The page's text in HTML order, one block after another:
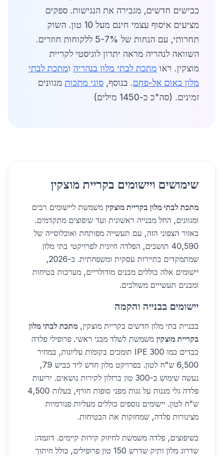
כבישים חדשים, מגבירה את הנגישות. ספקים
מציעים איסוף עצמי חינם מעל 10 טון. השוק
תחרותי, עם הנחות של 5-7% ללקוחות חוזרים.
השוואה לנהריה מראה יתרון לוגיסטי לקריית
מוצקין. ראו מתכת לבתי מלון בנהריה ומתכת לבתי
מלון באום אל-פחם. בנוסף, סוגי מתכות מגוונים
זמינים. (סה"כ כ-1450 מילים)
שימושים ויישומים בקריית מוצקין
מתכת לבתי מלון בקריית מוצקין משמשת ליישומים רבים
ומגוונים, החל מבנייה ראשונית ועד שיפוצים מתקדמים.
באזור הצפוני הזה, עם תעשייה מפותחת ואוכלוסייה של
40,590 תושבים, הפלדה חיונית לפרויקטי בתי מלון
שמתמקדים בתיירות עסקית ומשפחתית. ב-2026,
יישומים אלה כוללים מבנים מודולריים, מערכות בטיחות
ומבנים תעשייים משולבים.
יישומים בבנייה והקמה
בבניית בתי מלון חדשים בקריית מוצקין, מתכת לבתי מלון
בקריית מוצקין משמשת לשלד מבני ראשי. פרופילי פלדה
כבדים כמו IPE 300 תומכים בקומות עליונות, במחיר
6,500 ש"ח לטון. בפרויקט מלון חדש ליד כביש 79,
נעשה שימוש ב-300 טון ברזלון לקירות נושאים. יריעות
פלדה גלי מגנות על גגות מפני סופות חורף, בעלות 4,500
ש"ח לטון. יישומים נוספים כוללים מעליות פנורמיות
מצינורות פלדה, שמחזקות את הבטיחות.
בשיפוצים, פלדה משמשת לחיזוק קירות קיימים. דוגמה:
שדרוג מלון ותיק שדרש 150 טון פרופילים, כולל חיתוך